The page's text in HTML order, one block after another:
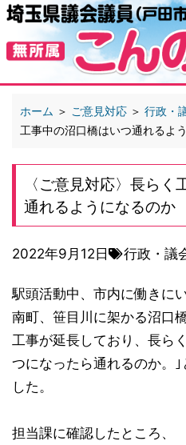
ホーム ＞ ご意見対応 ＞ 行政・
工事中の沼口橋はいつ通れるよ
〈ご意見対応〉長ら
通れるようになるのか
2022年9月12日 行政・議
駅頭活動中、市内に働きに
南町、笹目川に架かる沼口
工事が延長しており、長ら
つになったら通れるのか。
した。
担当課に確認したところ、